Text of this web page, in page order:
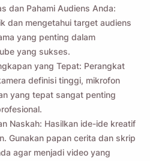
dan Pahami Audiens Anda:
dan mengetahui target audiens
yang penting dalam
yang sukses.
yang Tepat: Perangkat
definisi tinggi, mikrofon
yang tepat sangat penting
Naskah: Hasilkan ide-ide kreatif
Gunakan papan cerita dan skrip
agar menjadi video yang